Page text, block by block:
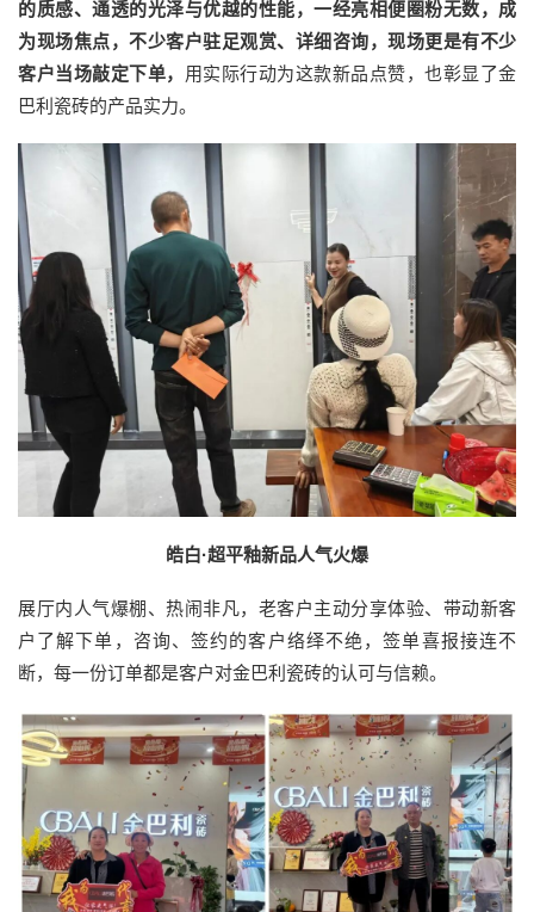
的质感、通透的光泽与优越的性能，一经亮相便圈粉无数，成
为现场焦点，不少客户驻足观赏、详细咨询，现场更是有不少
客户当场敲定下单， 用实际行动为这款新品点赞，也彰显了金
巴利瓷砖的产品实力。
皓白·超平釉新品人气火爆
展厅内人气爆棚、热闹非凡，老客户主动分享体验、带动新客
户了解下单，咨询、签约的客户络绎不绝，签单喜报接连不
断，每一份订单都是客户对金巴利瓷砖的认可与信赖。